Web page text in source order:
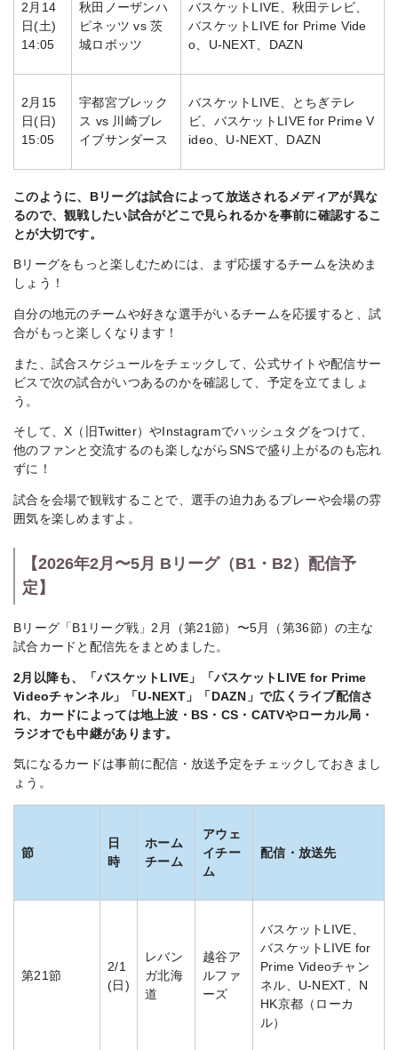
2月14
日(土)
14:05
秋田ノーザンハ
ピネッツ vs 茨
城ロボッツ
バスケットLIVE、秋田テレビ、
バスケットLIVE for Prime Vide
o、U-NEXT、DAZN
2月15
日(日)
15:05
宇都宮ブレック
ス vs 川崎ブレ
イブサンダース
バスケットLIVE、とちぎテレ
ビ、バスケットLIVE for Prime V
ideo、U-NEXT、DAZN
このように、Bリーグは試合によって放送されるメディアが異な
るので、観戦したい試合がどこで見られるかを事前に確認するこ
とが大切です。
Bリーグをもっと楽しむためには、まず応援するチームを決めま
しょう！
自分の地元のチームや好きな選手がいるチームを応援すると、試
合がもっと楽しくなります！
また、試合スケジュールをチェックして、公式サイトや配信サー
ビスで次の試合がいつあるのかを確認して、予定を立てましょ
う。
そして、X（旧Twitter）やInstagramでハッシュタグをつけて、
他のファンと交流するのも楽しながらSNSで盛り上がるのも忘れ
ずに！
試合を会場で観戦することで、選手の迫力あるプレーや会場の雰
囲気を楽しめますよ。
【2026年2月〜5月 Bリーグ（B1・B2）配信予
定】
Bリーグ「B1リーグ戦」2月（第21節）〜5月（第36節）の主な
試合カードと配信先をまとめました。
2月以降も、「バスケットLIVE」「バスケットLIVE for Prime
Videoチャンネル」「U-NEXT」「DAZN」で広くライブ配信さ
れ、カードによっては地上波・BS・CS・CATVやローカル局・
ラジオでも中継があります。
気になるカードは事前に配信・放送予定をチェックしておきまし
ょう。
節
日
時
ホーム
チーム
アウェ
イチー
ム
配信・放送先
第21節
2/1
(日)
レバン
ガ北海
道
越谷ア
ルファ
ーズ
バスケットLIVE、
バスケットLIVE for
Prime Videoチャン
ネル、U-NEXT、N
HK京都（ローカ
ル）